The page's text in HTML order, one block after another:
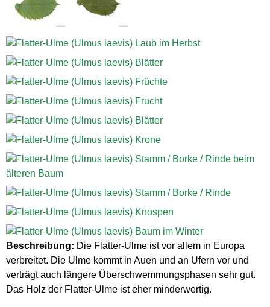
Beschreibung: Die Flatter-Ulme ist vor allem in Europa
verbreitet. Die Ulme kommt in Auen und an Ufern vor und
verträgt auch längere Überschwemmungsphasen sehr gut.
Das Holz der Flatter-Ulme ist eher minderwertig.